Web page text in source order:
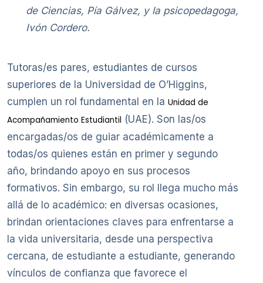
de Ciencias, Pía Gálvez, y la psicopedagoga,
Ivón Cordero.
Tutoras/es pares, estudiantes de cursos
superiores de la Universidad de O’Higgins,
cumplen un rol fundamental en la Unidad de
Acompañamiento Estudiantil (UAE). Son las/os
encargadas/os de guiar académicamente a
todas/os quienes están en primer y segundo
año, brindando apoyo en sus procesos
formativos. Sin embargo, su rol llega mucho más
allá de lo académico: en diversas ocasiones,
brindan orientaciones claves para enfrentarse a
la vida universitaria, desde una perspectiva
cercana, de estudiante a estudiante, generando
vínculos de confianza que favorece el